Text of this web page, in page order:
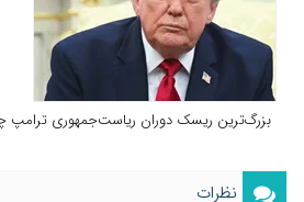
بزرگ‌ترین ریسک دوران ریاست‌جمهوری
نظرات